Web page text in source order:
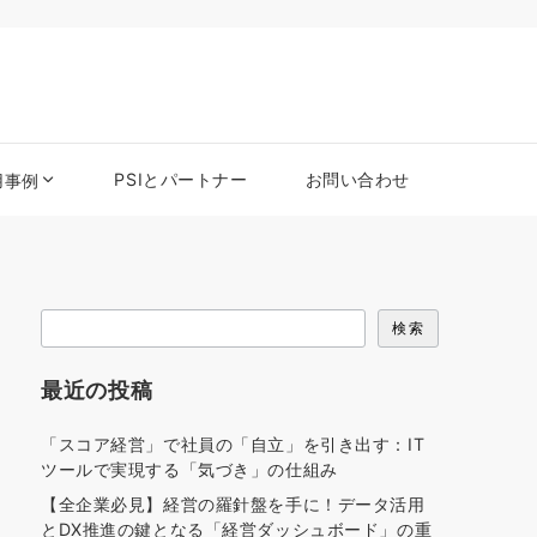
例 PSIとパートナー お問い合わせ
索
検索
最近の投稿
「スコア経営」で社員の「自立」を引き出す：IT
ツールで実現する「気づき」の仕組み
【全企業必見】経営の羅針盤を手に！データ活用
とDX推進の鍵となる「経営ダッシュボード」の重